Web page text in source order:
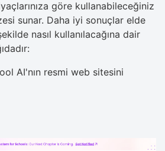
göre kullanabileceğiniz
sunar. Daha iyi sonuçlar elde
nasıl kullanılacağına dair
AI'nın resmi web sitesini